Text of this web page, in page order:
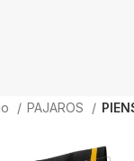
PAJAROS